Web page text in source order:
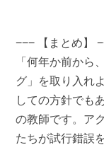
−−− 【まとめ】
「何年か前から
グ」を取り入れ
しての方針でも
の教師です。ア
たちが試行錯誤